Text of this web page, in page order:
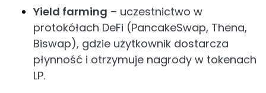
Yield farming – uczestnictwo w
protokółach DeFi (PancakeSwap, Thena,
Biswap), gdzie użytkownik dostarcza
płynność i otrzymuje nagrody w tokenach
LP.